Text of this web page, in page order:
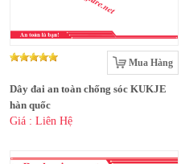
Mua Hàng
Dây đai an toàn chống sóc KUKJE
hàn quốc
Giá : Liên Hệ